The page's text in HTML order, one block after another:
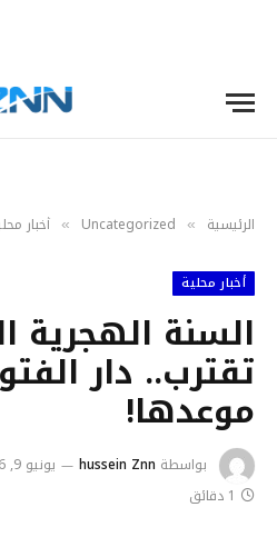
الرئيسية »
Uncategorized
» أخبار
أخبار محلية
السنة الهجرية
تقترب.. دار
موعدها!
بواسطة hussein Znn يونيو 9, 2026
1 دقائق